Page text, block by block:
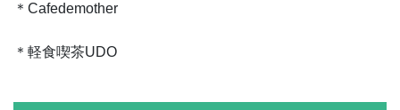
＊Cafedemother
＊軽食喫茶UDO